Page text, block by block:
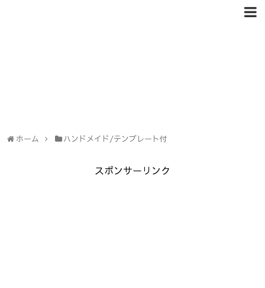
ホーム ハンドメイド/テンプレート付
スポンサーリンク